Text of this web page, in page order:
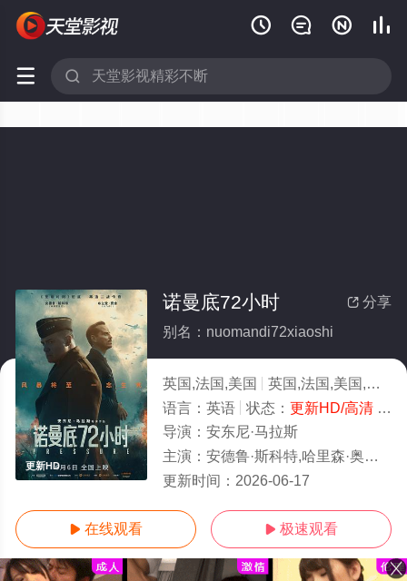
   
 
更新HD
 分享
诺曼底72小时
别名：nuomandi72xiaoshi
英国,法国,美国
英国,法国,美国,战争,剧情片
语言： 英语 状态： 更新HD/高清- 免费在线观看
导演： 安东尼·马拉斯
主演： 安德鲁·斯科特,哈里森·奥斯特菲尔德,威尔·柯班,凯瑞·康顿,克里斯·梅西纳,迈克尔·本茨,戴米恩·路易斯,乔舒亚·希
更新时间： 2026-06-17
 在线观看  极速观看